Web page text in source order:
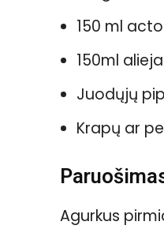
150 ml
150ml
Juodųjų
Krapų ar
Agurkus